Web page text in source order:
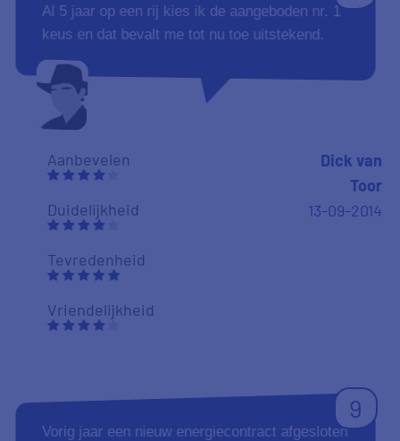
Al 5 jaar op een rij kies ik de aangeboden nr. 1
keus en dat bevalt me tot nu toe uitstekend.
Aanbevelen
Duidelijkheid
Tevredenheid
Vriendelijkheid
Dick van
Toor
13-09-2014
9
Vorig jaar een nieuw energiecontract afgesloten